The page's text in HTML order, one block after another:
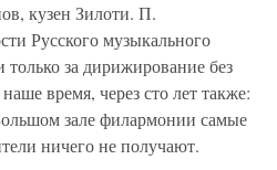
кузен Зилоти. П.
Русского музыкального
только за дирижирование без
время, через сто лет также:
зале филармонии самые
ничего не получают.